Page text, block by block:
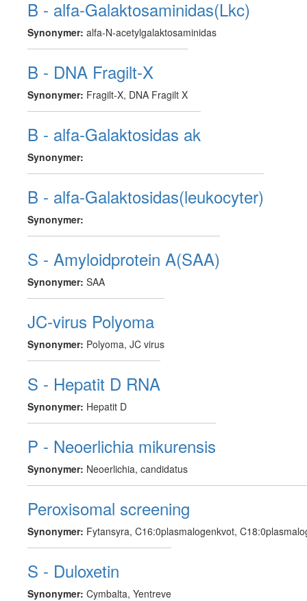
B - alfa-Galaktosaminidas(Lkc)
Synonymer: alfa-N-acetylgalaktosaminidas
B - DNA Fragilt-X
Synonymer: Fragilt-X, DNA Fragilt X
B - alfa-Galaktosidas ak
Synonymer:
B - alfa-Galaktosidas(leukocyter)
Synonymer:
S - Amyloidprotein A(SAA)
Synonymer: SAA
JC-virus Polyoma
Synonymer: Polyoma, JC virus
S - Hepatit D RNA
Synonymer: Hepatit D
P - Neoerlichia mikurensis
Synonymer: Neoerlichia, candidatus
Peroxisomal screening
Synonymer: Fytansyra, C16:0plasmalogenkvot,
S - Duloxetin
Synonymer: Cymbalta, Yentreve